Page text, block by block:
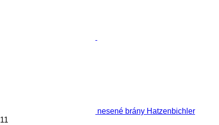
nesené brány Hatzenbichler
11